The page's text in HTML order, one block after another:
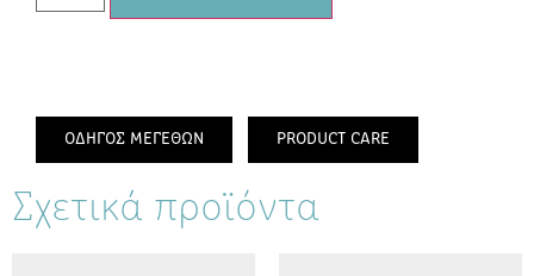
ΟΔΗΓΟΣ ΜΕΓΕΘΩΝ PRODUCT CARE
Σχετικά προϊόντα